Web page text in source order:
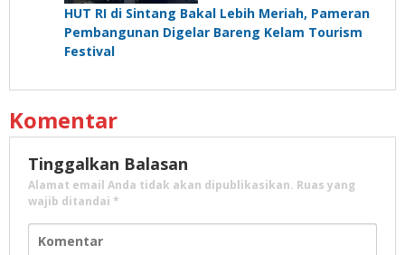
HUT RI di Sintang Bakal Lebih Meriah, Pameran
Pembangunan Digelar Bareng Kelam Tourism
Festival
Komentar
Tinggalkan Balasan
Alamat email Anda tidak akan dipublikasikan. Ruas yang
wajib ditandai *